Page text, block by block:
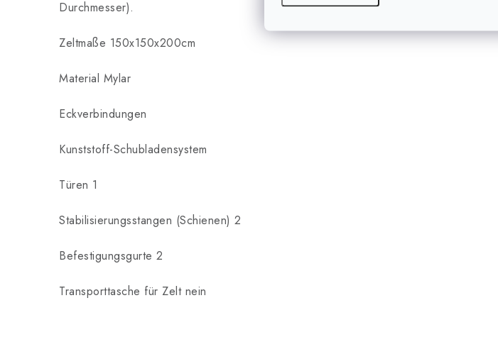
Durchmesser).
Zeltmaße 150x150x200cm
Material Mylar
Eckverbindungen
Kunststoff-Schubladensystem
Türen 1
Stabilisierungsstangen (Schienen) 2
Befestigungsgurte 2
Transporttasche für Zelt nein